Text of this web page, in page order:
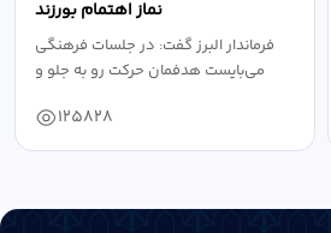
نماز اهتمام بورزند
فرماندار البرز گفت: در جلسات فرهنگی
می‌بایست هدفمان حرکت رو به جلو و
125828